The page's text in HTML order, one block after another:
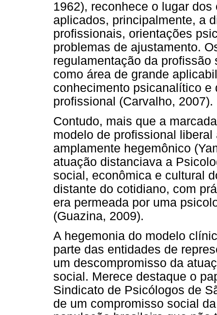
1962), reconhece o lugar
aplicados, principalmente, a
profissionais, orientações
problemas de ajustamento.
regulamentação da
como área de grande
conhecimento psicanalítico e
profissional (Carvalho, 2007).
Contudo, mais que a
modelo de profissional
amplamente hegemônico
atuação distanciava a
social, econômica e cultural
distante do cotidiano, com
era permeada por uma
(Guazina, 2009).
A hegemonia do modelo
parte das entidades de
um descompromisso da
social. Merece destaque o
Sindicato de Psicólogos de
de um compromisso social